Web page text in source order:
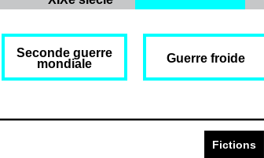
Seconde guerre
mondiale
Guerre froide
Fictions